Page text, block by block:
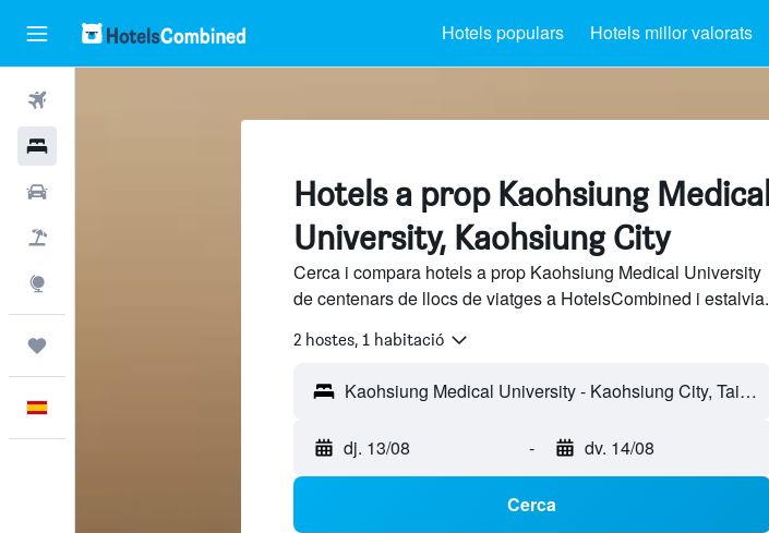
Hotels populars Hotels millor valorats
Hotels a prop Kaohsiung Medical
University, Kaohsiung City
Cerca i compara hotels a prop Kaohsiung Medical University
de centenars de llocs de viatges a HotelsCombined i estalvia.
2 hostes, 1 habitació
dj. 13/08 - dv. 14/08
Cerca